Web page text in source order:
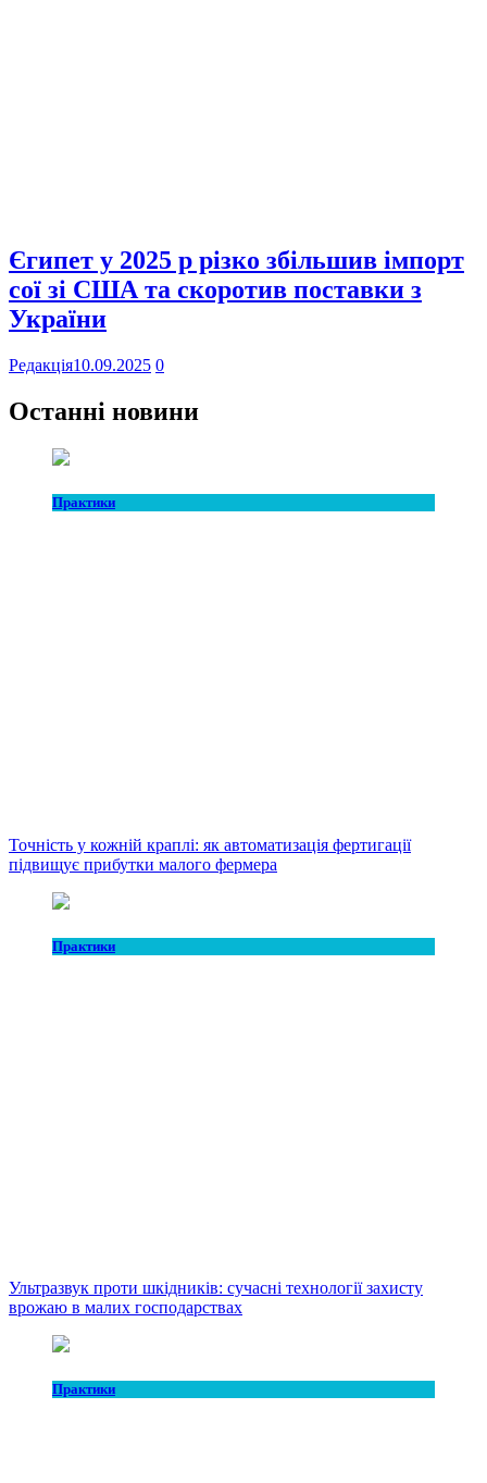
Єгипет у 2025 р різко збільшив імпорт
сої зі США та скоротив поставки з
України
Редакція10.09.2025 0
Останні новини
Практики
Точність у кожній краплі: як автоматизація фертигації
підвищує прибутки малого фермера
Практики
Ультразвук проти шкідників: сучасні технології захисту
врожаю в малих господарствах
Практики